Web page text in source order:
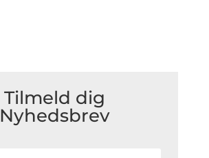
Tilmeld dig
Nyhedsbrev